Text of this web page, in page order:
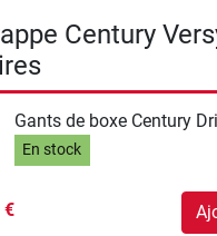
Century
Gants de boxe Century
En stock
€